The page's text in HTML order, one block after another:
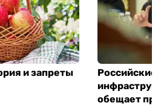
и запреты
Российские
обещает